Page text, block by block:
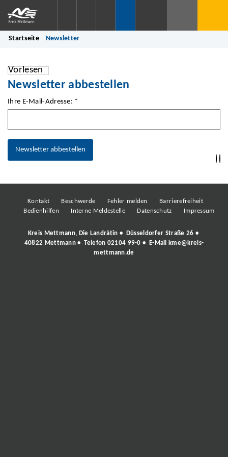
Startseite Newsletter
Vorlesen
Newsletter abbestellen
Ihre E-Mail-Adresse: *
Newsletter abbestellen
Kontakt Beschwerde Fehler melden
Barrierefreiheit
Bedienhilfen
Interne Meldestelle Datenschutz Impressum
Kreis Mettmann, Die Landrätin • Düsseldorfer Straße 26 •
40822 Mettmann • Telefon 02104 99-0 • E-Mail
kme@kreis-
mettmann.de